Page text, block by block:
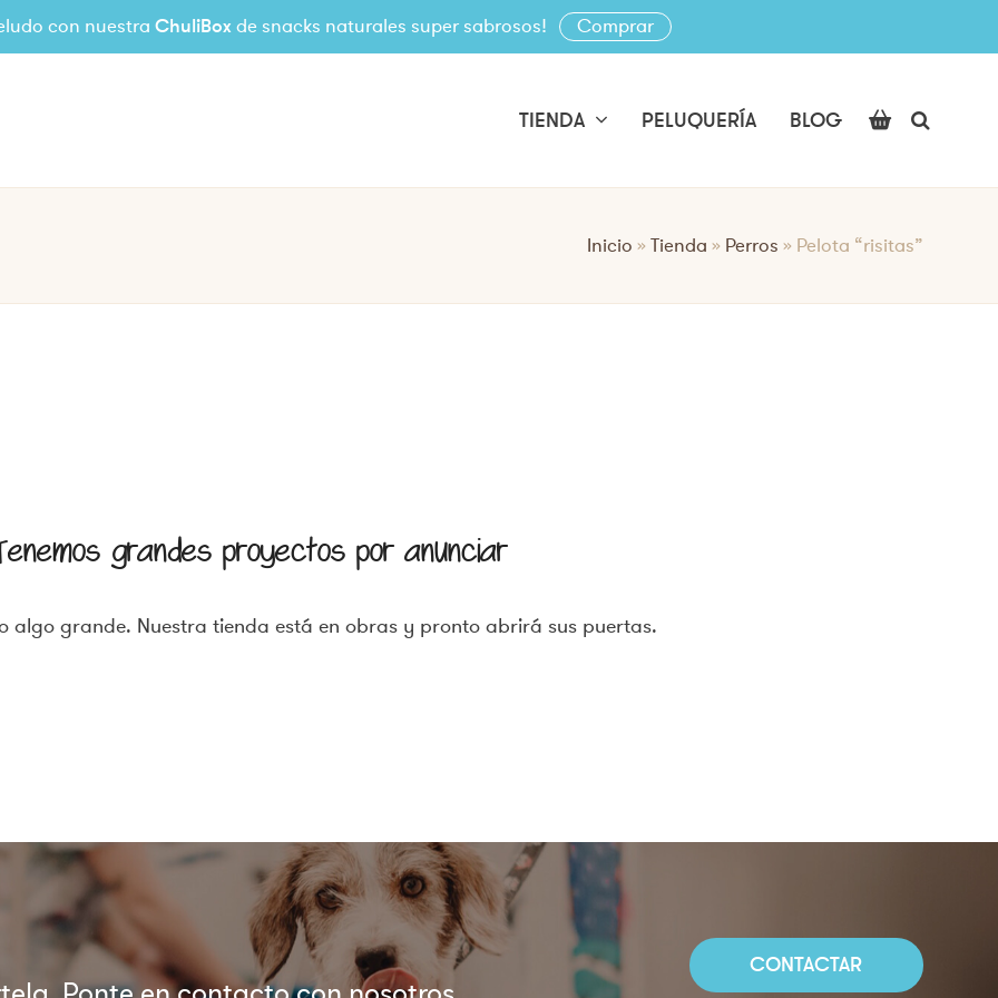
con nuestra ChuliBoxde snacks naturales super sabrosos! Comprar
TIENDA PELUQUERÍA BLOG
Inicio » Tienda » Perros » Pelota “risitas”
grandes proyectos por anunciar
algo grande. Nuestra tienda está en obras y pronto abrirá sus puertas.
CONTACTAR